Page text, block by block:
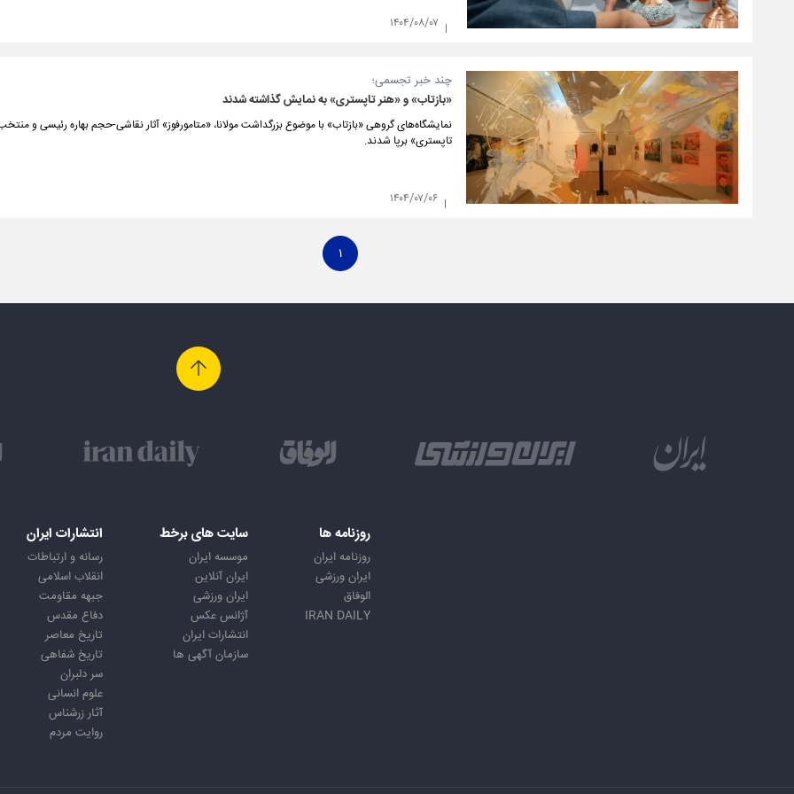
۱۴۰۴/۰۸/۰۷
چند خبر تجسمی؛
«بازتاب» و «هنر تاپستری» به نمایش گذاشته شدند
نمایشگاه‌های گروهی «بازتاب» با موضوع بزرگداشت مولانا، «متامورفوز» آثار نقاشی-حجم‌ بهاره رئیسی و
تاپستری» برپا شدند.
۱۴۰۴/۰۷/۰۶
۱
روزنامه ها
روزنامه ایران
ایران ورزشی
الوفاق
IRAN DAILY
سایت های برخط
موسسه ایران
ایران آنلاین
ایران ورزشی
آژانس عکس
انتشارات ایران
سازمان آگهی ها
انتشارات ایران
رسانه و ارتباطات
انقلاب اسلامی
جبهه مقاومت
دفاع مقدس
تاریخ معاصر
تاریخ شفاهی
سر دلبران
علوم انسانی
آثار زرشناس
روایت مردم